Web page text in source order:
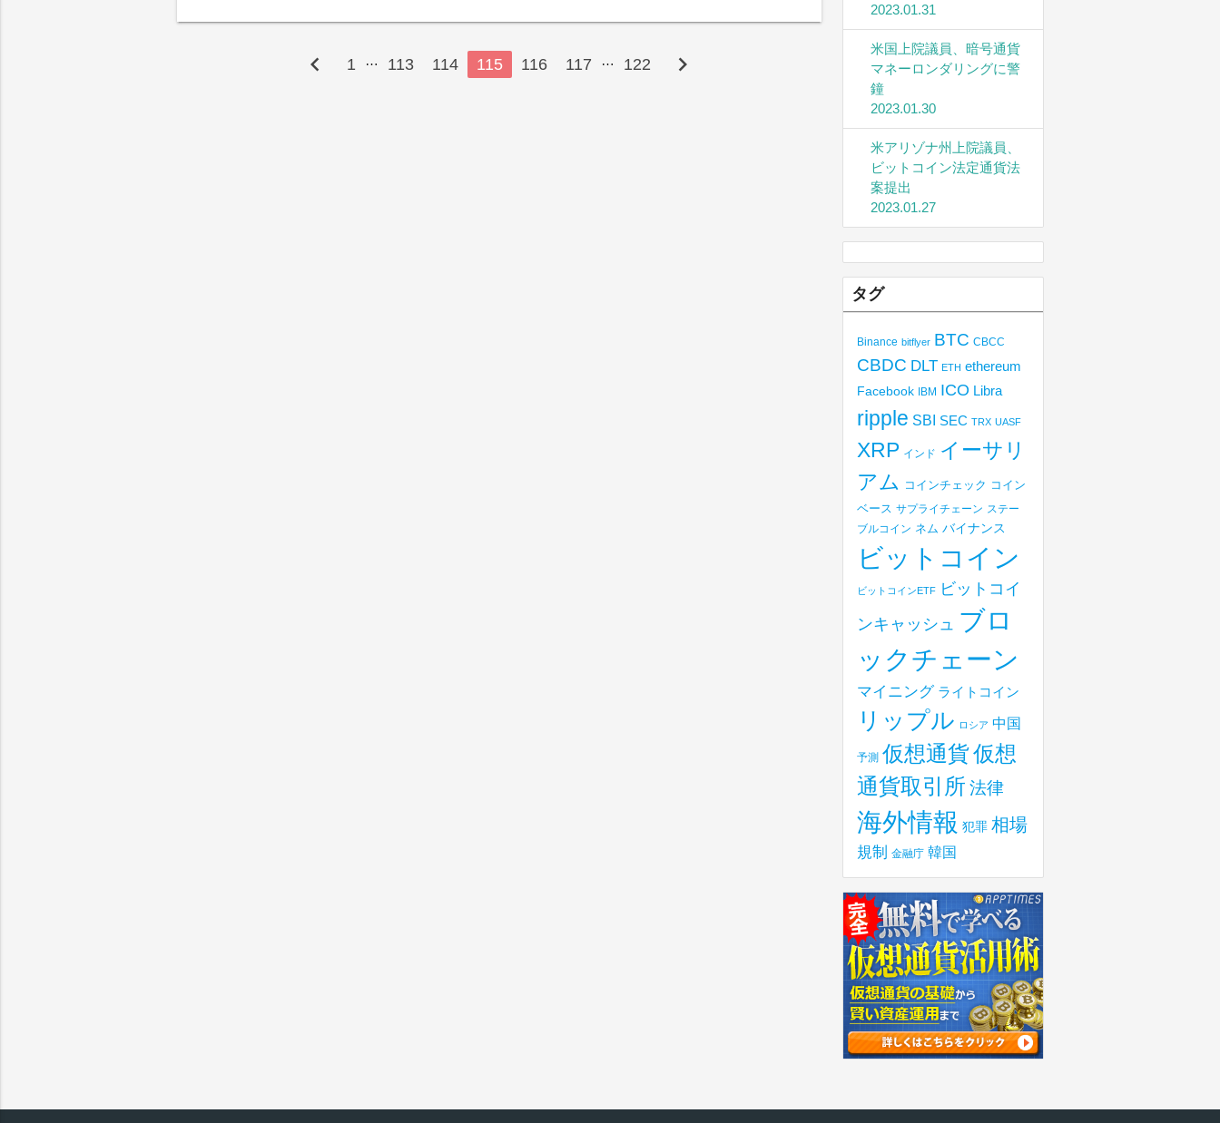
chevron_left 1 … 113 114 115 116 117 … 122 chevron_right
2023.01.31
米国上院議員、暗号通貨
マネーロンダリングに警
鐘
2023.01.30
米アリゾナ州上院議員、
ビットコイン法定通貨法
案提出
2023.01.27
タグ
Binance bitflyer BTC CBCC
CBDC DLT ETH ethereum
Facebook IBM ICO Libra
ripple SBI SEC TRX UASF
XRP インド イーサリ
アム コインチェック コイン
ベース サプライチェーン ステー
ブルコイン ネム バイナンス
ビットコイン
ビットコインETF
ビットコイ
ンキャッシュ ブロ
ックチェーン
マイニング ライトコイン
リップル ロシア 中国
予測 仮想通貨仮想
通貨取引所 法律
海外情報 犯罪 相場
規制 金融庁 韓国